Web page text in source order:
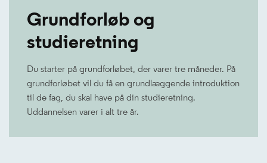
Grundforløb og
studieretning
Du starter på grundforløbet, der varer tre måneder. På
grundforløbet vil du få en grundlæggende introduktion
til de fag, du skal have på din studieretning.
Uddannelsen varer i alt tre år.